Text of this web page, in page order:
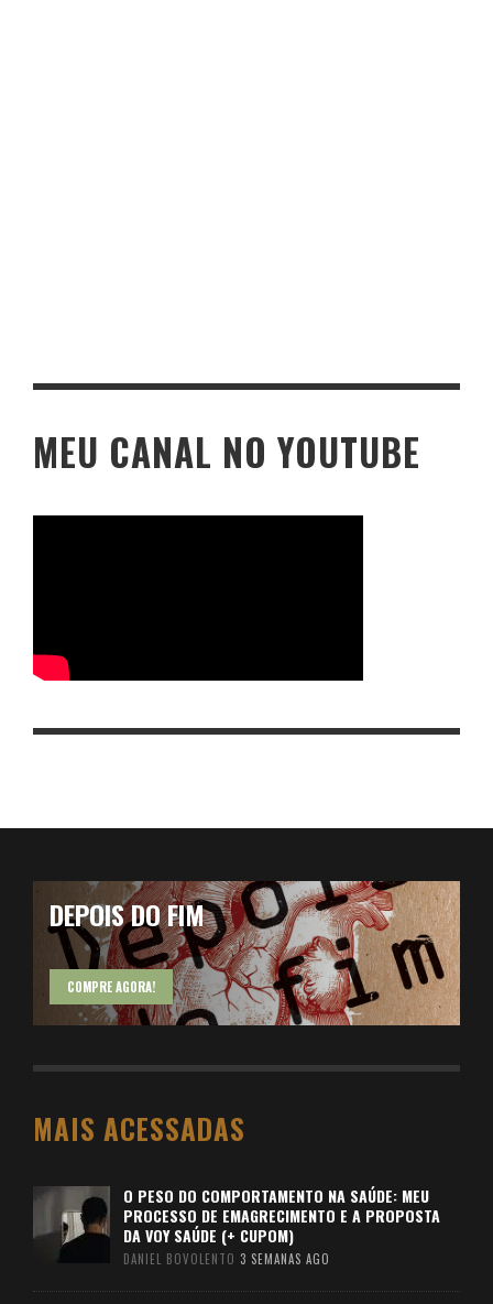
MEU CANAL NO YOUTUBE
DEPOIS DO FIM
COMPRE AGORA!
MAIS ACESSADAS
O PESO DO COMPORTAMENTO NA SAÚDE: MEU
PROCESSO DE EMAGRECIMENTO E A PROPOSTA
DA VOY SAÚDE (+ CUPOM)
DANIEL BOVOLENTO 3 SEMANAS AGO